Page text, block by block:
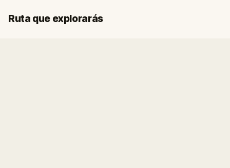
Ruta que explorarás
Inicio
Final